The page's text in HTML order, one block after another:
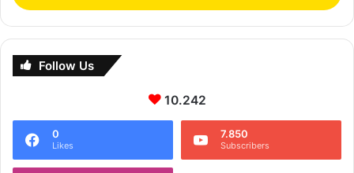
Follow Us
10.242
0
Likes
7.850
Subscribers